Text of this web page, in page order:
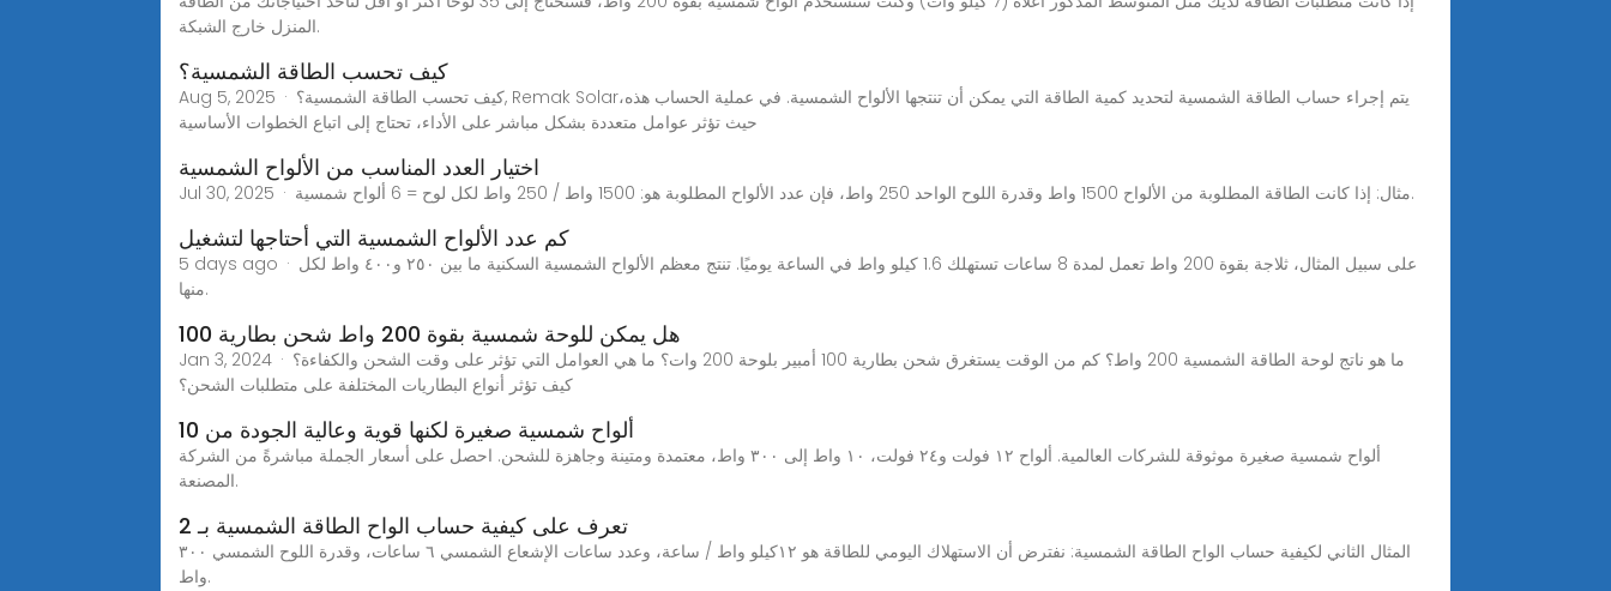
المنزل خارج الشبكة.
كيف تحسب الطاقة الشمسية؟
Aug 5, 2025 · كيف تحسب الطاقة الشمسية؟, Remak Solarيتم إجراء حساب الطاقة الشمسية لتحديد كمية الطاقة التي يمكن أن تنتجها الألواح الشمسية. في عملية الحساب هذه،
حيث تؤثر عوامل متعددة بشكل مباشر على الأداء، تحتاج إلى اتباع الخطوات الأساسية
اختيار العدد المناسب من الألواح الشمسية
Jul 30, 2025 · مثال: إذا كانت الطاقة المطلوبة من الألواح 1500 واط وقدرة اللوح الواحد 250 واط، فإن عدد الألواح المطلوبة هو: 1500 واط / 250 واط لكل لوح = 6 ألواح شمسية.
كم عدد الألواح الشمسية التي أحتاجها لتشغيل
5 days ago · على سبيل المثال، ثلاجة بقوة 200 واط تعمل لمدة 8 ساعات تستهلك 1.6 كيلو واط في الساعة يوميًا. تنتج معظم الألواح الشمسية السكنية ما بين ٢٥٠ و٤٠٠ واط لكل
منها.
هل يمكن للوحة شمسية بقوة 200 واط شحن بطارية 100
Jan 3, 2024 · ما هو ناتج لوحة الطاقة الشمسية 200 واط؟ كم من الوقت يستغرق شحن بطارية 100 أمبير بلوحة 200 وات؟ ما هي العوامل التي تؤثر على وقت الشحن والكفاءة؟
كيف تؤثر أنواع البطاريات المختلفة على متطلبات الشحن؟
ألواح شمسية صغيرة لكنها قوية وعالية الجودة من 10
ألواح شمسية صغيرة موثوقة للشركات العالمية. ألواح ١٢ فولت و٢٤ فولت، ١٠ واط إلى ٣٠٠ واط، معتمدة ومتينة وجاهزة للشحن. احصل على أسعار الجملة مباشرةً من الشركة
المصنعة.
تعرف على كيفية حساب الواح الطاقة الشمسية بـ 2
المثال الثاني لكيفية حساب الواح الطاقة الشمسية: نفترض أن الاستهلاك اليومي للطاقة هو ١٢كيلو واط / ساعة، وعدد ساعات الإشعاع الشمسي ٦ ساعات، وقدرة اللوح الشمسي ٣٠٠
واط.